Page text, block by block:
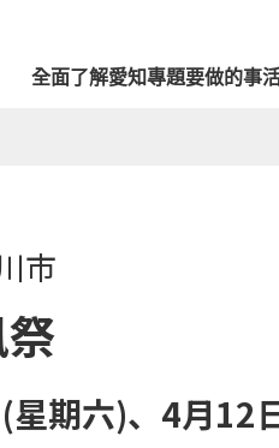
全面了解愛知專題要做的事
市
期六)、4月12